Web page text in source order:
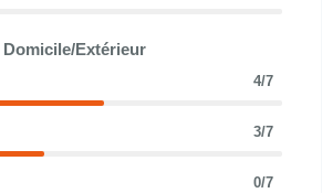
Domicile/Extérieur
4/7
3/7
0/7